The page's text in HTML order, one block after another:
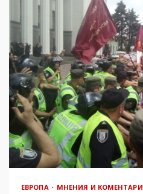
ЕВРОПА МНЕНИЯ И КОМЕНТАРИ